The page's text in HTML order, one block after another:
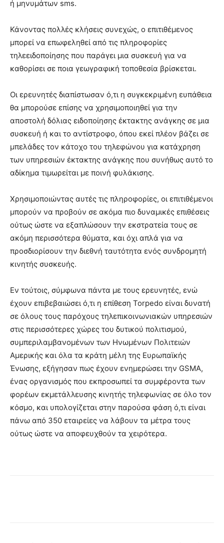
ή μηνυμάτων sms.
Κάνοντας πολλές κλήσεις συνεχώς, ο επιτιθέμενος
μπορεί να επωφεληθεί από τις πληροφορίες
τηλεειδοποίησης που παράγει μια συσκευή για να
καθορίσει σε ποια γεωγραφική τοποθεσία βρίσκεται.
Οι ερευνητές διαπίστωσαν ό,τι η συγκεκριμένη ευπάθεια
θα μπορούσε επίσης να χρησιμοποιηθεί για την
αποστολή δόλιας ειδοποίησης έκτακτης ανάγκης σε μια
συσκευή ή και το αντίστροφο, όπου εκεί πλέον βάζει σε
μπελάδες τον κάτοχο του τηλεφώνου για κατάχρηση
των υπηρεσιών έκτακτης ανάγκης που συνήθως αυτό το
αδίκημα τιμωρείται με ποινή φυλάκισης.
Χρησιμοποιώντας αυτές τις πληροφορίες, οι επιτιθέμενοι
μπορούν να προβούν σε ακόμα πιο δυναμικές επιθέσεις
ούτως ώστε να εξαπλώσουν την εκστρατεία τους σε
ακόμη περισσότερα θύματα, και όχι απλά για να
προσδιορίσουν την διεθνή ταυτότητα ενός συνδρομητή
κινητής συσκευής.
Εν τούτοις, σύμφωνα πάντα με τους ερευνητές, ενώ
έχουν επιβεβαιώσει ό,τι η επίθεση Torpedo είναι δυνατή
σε όλους τους παρόχους τηλεπικοινωνιακών υπηρεσιών
στις περισσότερες χώρες του δυτικού πολιτισμού,
συμπεριλαμβανομένων των Ηνωμένων Πολιτειών
Αμερικής και όλα τα κράτη μέλη της Ευρωπαϊκής
Ένωσης, εξήγησαν πως έχουν ενημερώσει την GSMA,
ένας οργανισμός που εκπροσωπεί τα συμφέροντα των
φορέων εκμετάλλευσης κινητής τηλεφωνίας σε όλο τον
κόσμο, και υπολογίζεται στην παρούσα φάση ό,τι είναι
πάνω από 350 εταιρείες να λάβουν τα μέτρα τους
ούτως ώστε να αποφευχθούν τα χειρότερα.